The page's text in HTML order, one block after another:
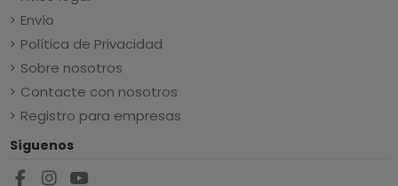
Envío
Política de Privacidad
Sobre nosotros
Contacte con nosotros
Registro para empresas
Síguenos